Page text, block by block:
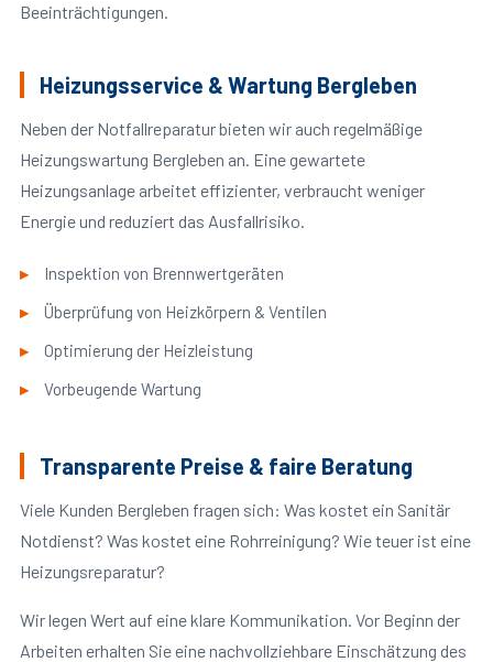
Beeinträchtigungen.
Heizungsservice & Wartung Bergleben
Neben der Notfallreparatur bieten wir auch regelmäßige
Heizungswartung Bergleben an. Eine gewartete
Heizungsanlage arbeitet effizienter, verbraucht weniger
Energie und reduziert das Ausfallrisiko.
Inspektion von Brennwertgeräten
Überprüfung von Heizkörpern & Ventilen
Optimierung der Heizleistung
Vorbeugende Wartung
Transparente Preise & faire Beratung
Viele Kunden Bergleben fragen sich: Was kostet ein Sanitär
Notdienst? Was kostet eine Rohrreinigung? Wie teuer ist eine
Heizungsreparatur?
Wir legen Wert auf eine klare Kommunikation. Vor Beginn der
Arbeiten erhalten Sie eine nachvollziehbare Einschätzung des